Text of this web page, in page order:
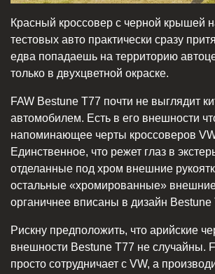
Красный кроссовер с черной крышей
тестовых авто практически сразу
едва попадаешь на территорию
только в двухцветной окраске.
FAW Bestune T77 почти не выглядит
автомобилем. Есть в его внешности
напоминающее черты кроссоверов
Единственное, что режет глаз в
отделанные под хром внешние
остальные «хромированные»
органичнее вписаны в дизайн Bestune
Рискну предположить, что арийские
внешности Bestune T77 не случайны.
просто сотрудничает с VW, а